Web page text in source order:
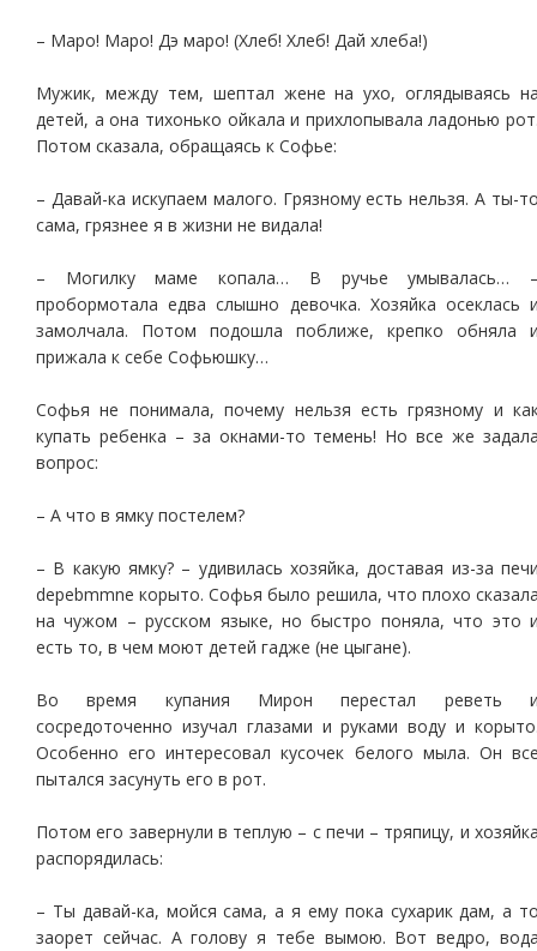
– Маро! Маро! Дэ маро! (Хлеб! Хлеб! Дай хлеба!)
Мужик, между тем, шептал жене на ухо, оглядываясь
детей, а она тихонько ойкала и прихлопывала ладонью
Потом сказала, обращаясь к Софье:
– Давай-ка искупаем малого. Грязному есть нельзя. А ты-
сама, грязнее я в жизни не видала!
– Могилку маме копала… В ручье умывалась…
пробормотала едва слышно девочка. Хозяйка осеклась
замолчала. Потом подошла поближе, крепко обняла
прижала к себе Софьюшку…
Софья не понимала, почему нельзя есть грязному и
купать ребенка – за окнами-то темень! Но все же
вопрос:
– А что в ямку постелем?
– В какую ямку? – удивилась хозяйка, доставая из-за
depebmmne корыто. Софья было решила, что плохо
на чужом – русском языке, но быстро поняла, что это
есть то, в чем моют детей гадже (не цыгане).
Во время купания Мирон перестал реветь
сосредоточенно изучал глазами и руками воду и
Особенно его интересовал кусочек белого мыла. Он
пытался засунуть его в рот.
Потом его завернули в теплую – с печи – тряпицу, и
распорядилась:
– Ты давай-ка, мойся сама, а я ему пока сухарик дам, а
заорет сейчас. А голову я тебе вымою. Вот ведро,